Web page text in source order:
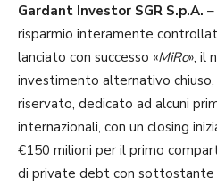
Gardant Investor SGR S.p.A.
risparmio interamente
lanciato con successo «MiRo», il
investimento alternativo
riservato, dedicato ad alcuni
internazionali, con un closing
€150 milioni per il primo
di private debt con sottostante